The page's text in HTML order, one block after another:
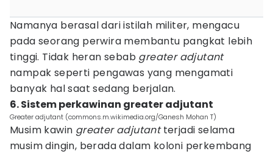
Namanya berasal dari istilah militer, mengacu
pada seorang perwira membantu pangkat lebih
tinggi. Tidak heran sebab greater adjutant
nampak seperti pengawas yang mengamati
banyak hal saat sedang berjalan.
6. Sistem perkawinan greater adjutant
Greater adjutant (commons.m.wikimedia.org/Ganesh Mohan T)
Musim kawin greater adjutantterjadi selama
musim dingin, berada dalam koloni perkembang